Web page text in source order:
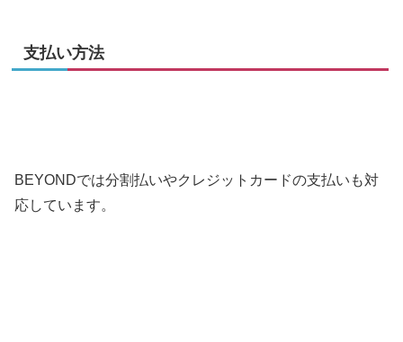
支払い方法
BEYONDでは分割払いやクレジットカードの支払いも対
応しています。